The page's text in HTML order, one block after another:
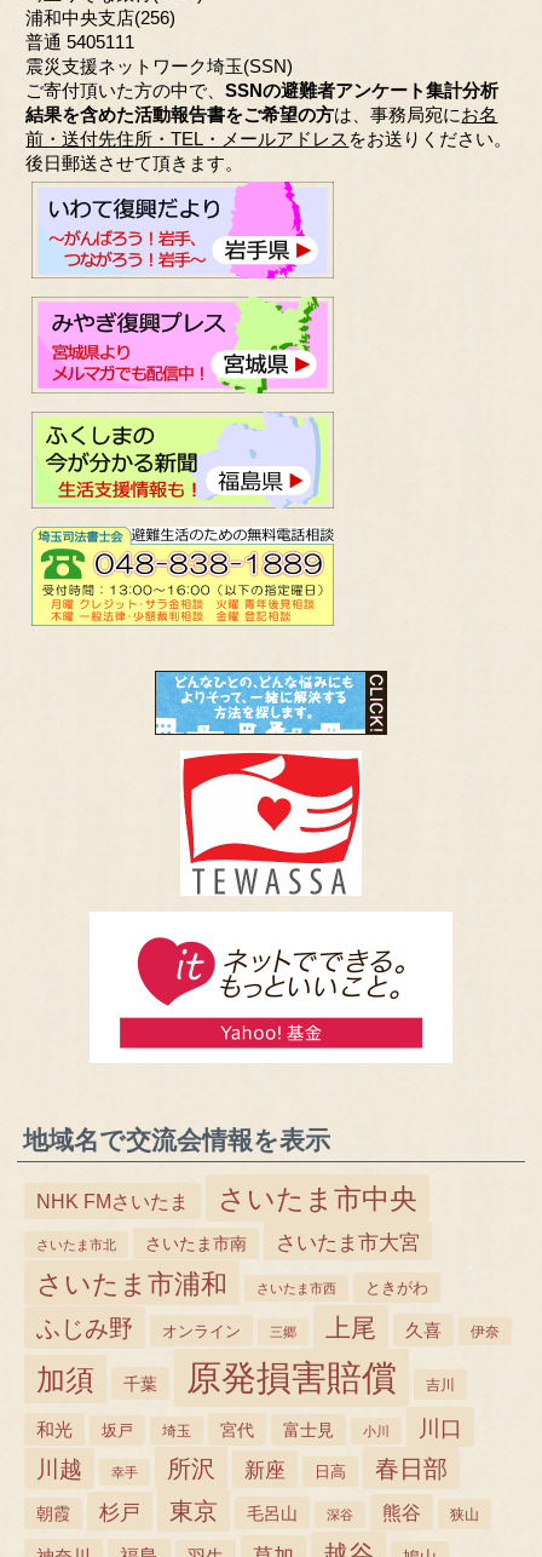
浦和中央支店(256)
普通 5405111
震災支援ネットワーク埼玉(SSN)
ご寄付頂いた方の中で、SSNの避難者アンケート集計分析
結果を含めた活動報告書をご希望の方は、事務局宛にお名
前・送付先住所・TEL・メールアドレス をお送りください。
後日郵送させて頂きます。
地域名で交流会情報を表示
NHK FMさいたま さいたま市中央
さいたま市北 さいたま市南 さいたま市大宮
さいたま市浦和 さいたま市西 ときがわ
ふじみ野 オンライン 三郷 上尾 久喜 伊奈
加須 千葉 原発損害賠償 吉川
和光 坂戸 埼玉 宮代 富士見 小川
川口
川越
幸手 所沢 新座 日高 春日部
朝霞 杉戸 東京 毛呂山 深谷 熊谷 狭山